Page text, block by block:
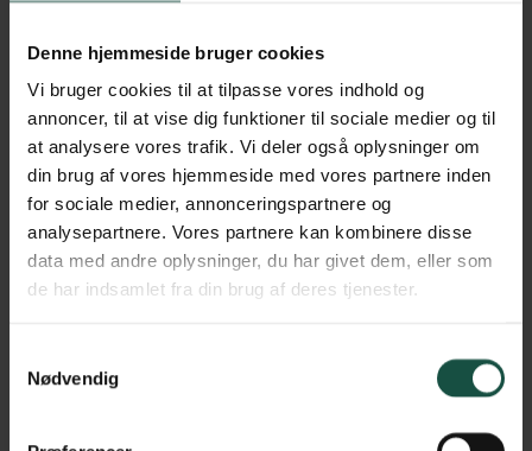
Denne hjemmeside bruger cookies
Vi bruger cookies til at tilpasse vores indhold og
annoncer, til at vise dig funktioner til sociale medier og til
at analysere vores trafik. Vi deler også oplysninger om
din brug af vores hjemmeside med vores partnere inden
for sociale medier, annonceringspartnere og
analysepartnere. Vores partnere kan kombinere disse
data med andre oplysninger, du har givet dem, eller som
de har indsamlet fra din brug af deres tjenester.
Nødvendig
f.eks. til varmepumper, LED, varmegenvinding eller
procesoptimering.
Søg tilskud
Hvor meget kan du få i tilskud?
Er du i tvivl om, hvor meget du kan forvente at få i støtte til dit
energispareprojekt?
Brug vores tilskudsberegner – så får du et gratis overslag på det